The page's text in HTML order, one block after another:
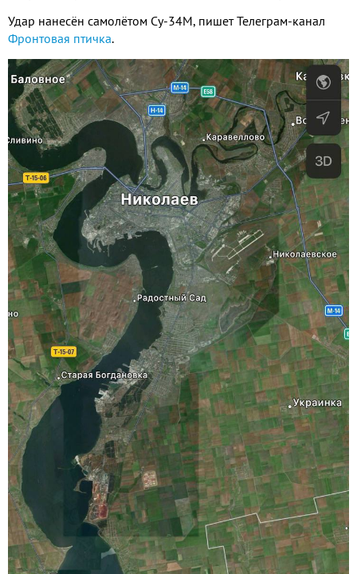
Удар нанесён самолётом Су-34М, пишет Телеграм-канал
Фронтовая птичка.